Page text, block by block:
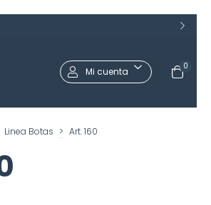
Mi cuenta 0
Linea Botas > Art. 160